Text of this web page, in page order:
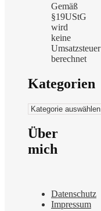
Gemäß
§19UStG
wird
keine
Umsatzsteuer
berechnet
Kategorien
Kategorien
Über
mich
Datenschutz
Impressum